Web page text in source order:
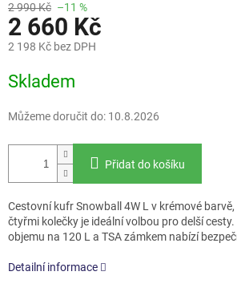
2 990 Kč –11 %
2 660 Kč
2 198 Kč bez DPH
cena:
Skladem
Můžeme doručit do: 10.8.2026
Přidat do košíku
Cestovní kufr Snowball 4W L v krémové
čtyřmi kolečky je ideální volbou pro delší
objemu na 120 L a TSA zámkem nabízí
Detailní informace